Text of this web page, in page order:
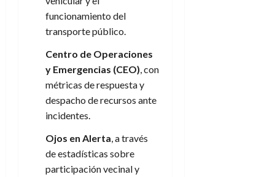
funcionamiento del
transporte público.
Centro de Operaciones
y Emergencias (CEO), con
métricas de respuesta y
despacho de recursos ante
incidentes.
Ojos en Alerta, a través
de estadísticas sobre
participación vecinal y